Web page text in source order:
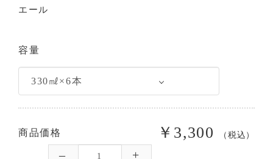
エール
容量
商品価格 ￥3,300 （税込）